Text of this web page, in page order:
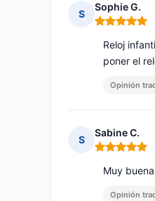
S
Sophie G.
Nota: 5 de 5
Reloj
poner el
Opinión
S
Sabine C.
Nota: 5 de 5
Muy buena
Opinión